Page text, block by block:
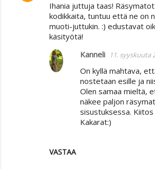
Ihania juttuja taas!
kodikkaita, tuntuu että ne on
muoti-juttukin. :) edustavat
käsityötä!
VASTAA
Kanneli 11. syyskuuta
On kyllä mahtava,
nostetaan esille ja
Olen samaa mieltä,
näkee paljon
sisustuksessa.
Kakarat:)